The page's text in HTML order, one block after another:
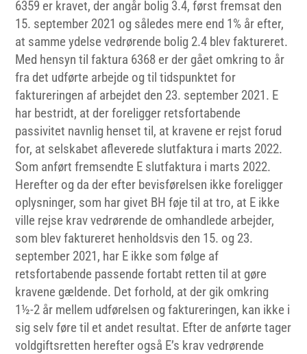
6359 er kravet, der angår bolig 3.4, først fremsat den
15. september 2021 og således mere end 1% år efter,
at samme ydelse vedrørende bolig 2.4 blev faktureret.
Med hensyn til faktura 6368 er der gået omkring to år
fra det udførte arbejde og til tidspunktet for
faktureringen af arbejdet den 23. september 2021. E
har bestridt, at der foreligger retsfortabende
passivitet navnlig henset til, at kravene er rejst forud
for, at selskabet afleverede slutfaktura i marts 2022.
Som anført fremsendte E slutfaktura i marts 2022.
Herefter og da der efter bevisførelsen ikke foreligger
oplysninger, som har givet BH føje til at tro, at E ikke
ville rejse krav vedrørende de omhandlede arbejder,
som blev faktureret henholdsvis den 15. og 23.
september 2021, har E ikke som følge af
retsfortabende passende fortabt retten til at gøre
kravene gældende. Det forhold, at der gik omkring
1½-2 år mellem udførelsen og faktureringen, kan ikke i
sig selv føre til et andet resultat. Efter de anførte tager
voldgiftsretten herefter også E’s krav vedrørende